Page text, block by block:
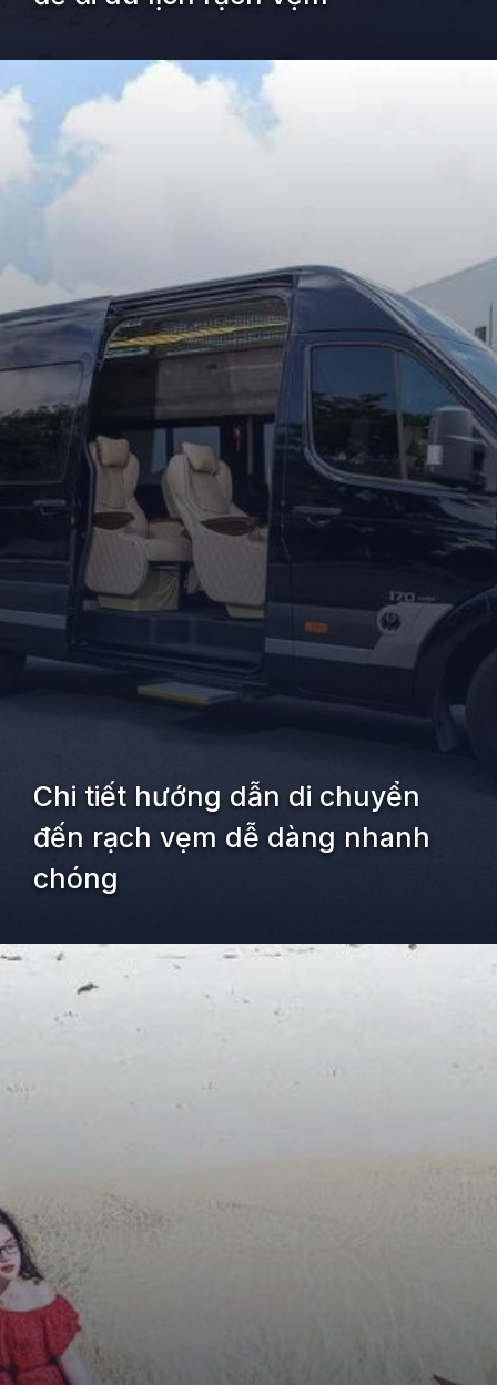
Đang mở https://kiemvieclam.vn/rach-vem
Chi tiết hướng dẫn di chuyển
đến rạch vẹm dễ dàng nhanh
chóng
Đang mở https://kiemvieclam.vn/rach-vem